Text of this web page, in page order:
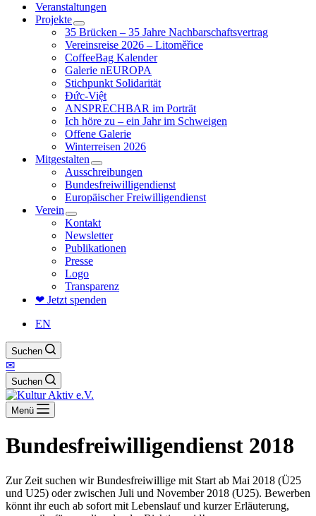
Veranstaltungen
Projekte
35 Brücken – 35 Jahre Nachbarschaftsvertrag
Vereinsreise 2026 – Litoměřice
CoffeeBag Kalender
Galerie nEUROPA
Stichpunkt Solidarität
Đức-Việt
ANSPRECHBAR im Porträt
Ich höre zu – ein Jahr im Schweigen
Offene Galerie
Winterreisen 2026
Mitgestalten
Ausschreibungen
Bundesfreiwilligendienst
Europäischer Freiwilligendienst
Verein
Kontakt
Newsletter
Publikationen
Presse
Logo
Transparenz
❤ Jetzt spenden
EN
Suchen
✉
Suchen
Menü
Bundesfreiwilligendienst 2018
Zur Zeit suchen wir Bundesfreiwillige mit Start ab Mai 2018 (Ü25
und U25) oder zwischen Juli und November 2018 (U25). Bewerben
könnt ihr euch ab sofort mit Lebenslauf und kurzer Erläuterung,